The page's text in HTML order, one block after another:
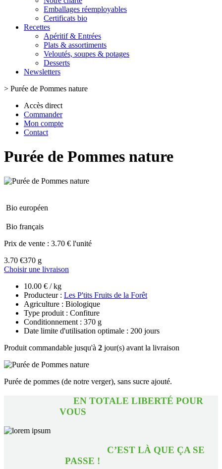
Emballages réemployables
Certificats bio
Recettes
Apéritif & Entrées
Plats & assortiments
Veloutés, soupes & potages
Desserts
Newsletters
> Purée de Pommes nature
Accès direct
Commander
Mon compte
Contact
Purée de Pommes nature
Bio européen
Bio français
Prix de vente : 3.70 € l'unité
3.70 €370 g
Choisir une livraison
10.00 € / kg
Producteur : Les P'tits Fruits de la Forêt
Agriculture : Biologique
Type produit : Confiture
Conditionnement : 370 g
Date limite d'utilisation optimale : 200 jours
Produit commandable jusqu'à 2 jour(s) avant la livraison
Purée de pommes (de notre verger), sans sucre ajouté.
EN TOTALE LIBERTÉ POUR
VOUS
C’EST LÀ QUE ÇA SE
PASSE !